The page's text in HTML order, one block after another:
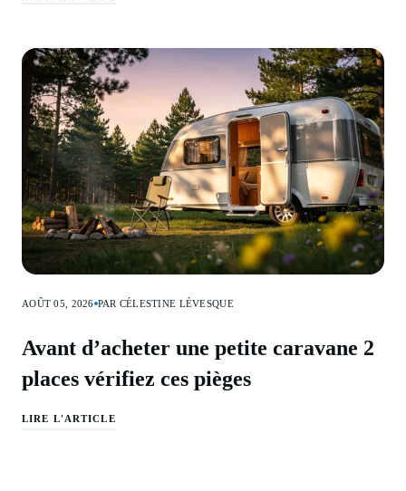
AOÛT 05, 2026 PAR CÉLESTINE LÉVESQUE
Avant d’acheter une petite caravane 2
places vérifiez ces pièges
LIRE L'ARTICLE